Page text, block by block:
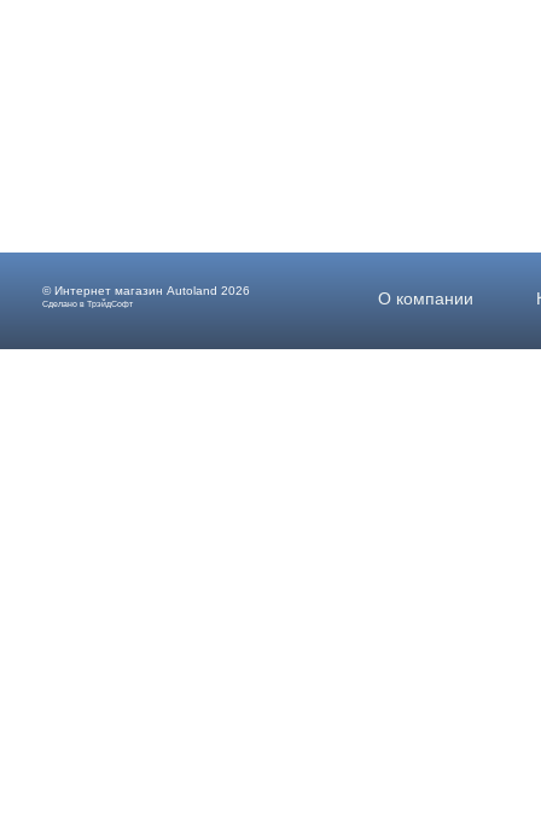
© Интернет магазин Autoland 2026
Сделано в ТрэйдСофт О компании